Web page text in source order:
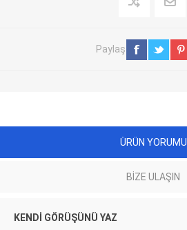
Paylaş
ÜRÜN YORUMU
BIZE ULAŞIN
KENDI GÖRÜŞÜNÜ YAZ